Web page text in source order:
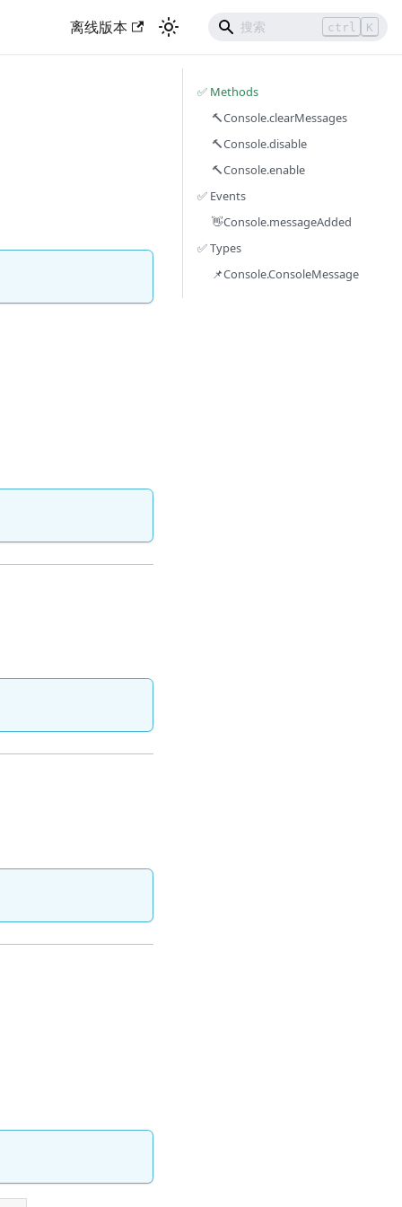
离线版本 ctrl K
✅️️ Methods
🔨Console.clearMessages
🔨Console.disable
🔨Console.enable
✅️️ Events
👋Console.messageAdded
✅️️ Types
📌Console.ConsoleMessage